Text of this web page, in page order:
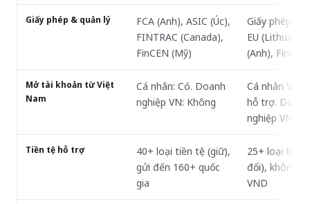
Giấy phép & quản lý
FCA (Anh), ASIC (Úc),
FINTRAC (Canada),
FinCEN (Mỹ)
Giấy phép
EU
(Anh),
Mở tài khoản từ Việt
Nam
Cá nhân: Có. Doanh
nghiệp VN: Không
Cá nhân VN:
hỗ trợ. Doanh
nghiệp VN:
Tiền tệ hỗ trợ
40+ loại tiền tệ (giữ),
gửi đến 160+ quốc
gia
25+ loại tiền
đổi), không
VND